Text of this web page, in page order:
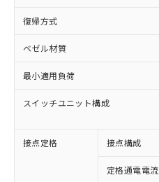
復帰方式
ベゼル材質
最小適用負荷
スイッチユニット構成
接点定格 接点構成
定格通電電流